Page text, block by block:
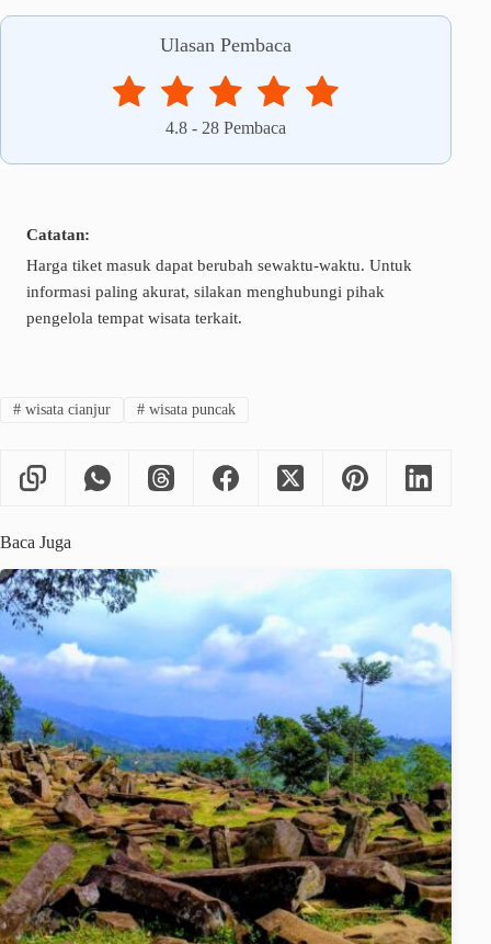
Ulasan Pembaca
4.8 - 28 Pembaca
Catatan:
Harga tiket masuk dapat berubah sewaktu-waktu. Untuk
informasi paling akurat, silakan menghubungi pihak
pengelola tempat wisata terkait.
#wisata cianjur #wisata puncak
Baca Juga